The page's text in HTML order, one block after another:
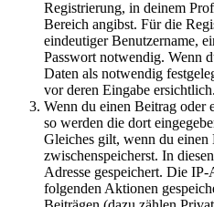
Registrierung, in deinem
Bereich angibst. Für die
eindeutiger Benutzername,
Passwort notwendig. Wenn
Daten als notwendig
vor deren Eingabe ersichtlich.
Wenn du einen Beitrag oder
so werden die dort
Gleiches gilt, wenn du
zwischenspeicherst. In
Adresse gespeichert. Die
folgenden Aktionen